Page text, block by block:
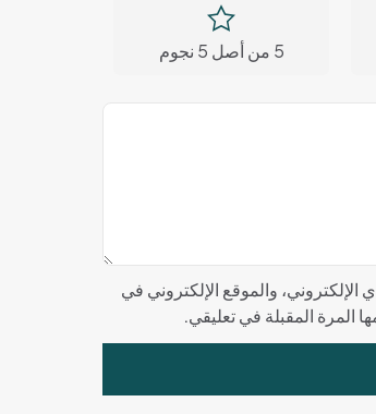
5 من أصل 5 نجوم
والموقع الإلكتروني في
المرة المقبلة في تعليقي.